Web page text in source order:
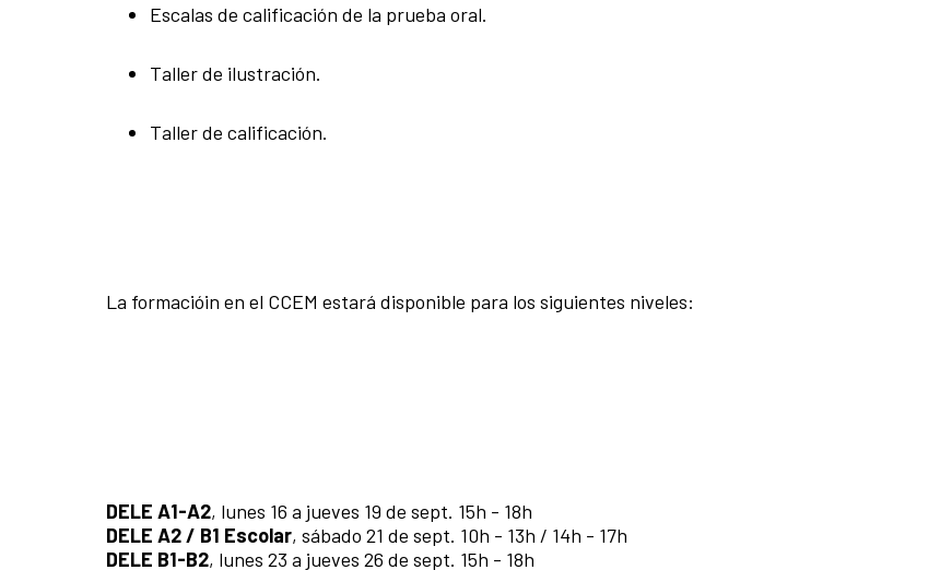
Escalas de calificación de la prueba oral.
Taller de ilustración.
Taller de calificación.
La formacióin en el CCEM estará disponible para los siguientes niveles:
DELE A1-A2, lunes 16 a jueves 19 de sept. 15h - 18h
DELE A2 / B1 Escolar, sábado 21 de sept. 10h - 13h / 14h - 17h
DELE B1-B2, lunes 23 a jueves 26 de sept. 15h - 18h